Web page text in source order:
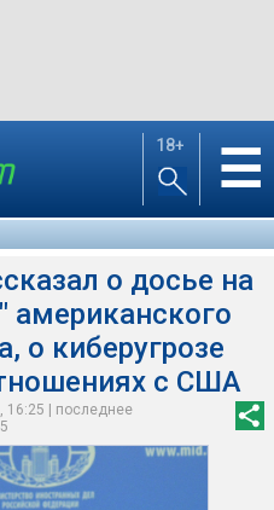
18+ ☰
о досье на
американского
о киберугрозе
с США
16:25 | последнее